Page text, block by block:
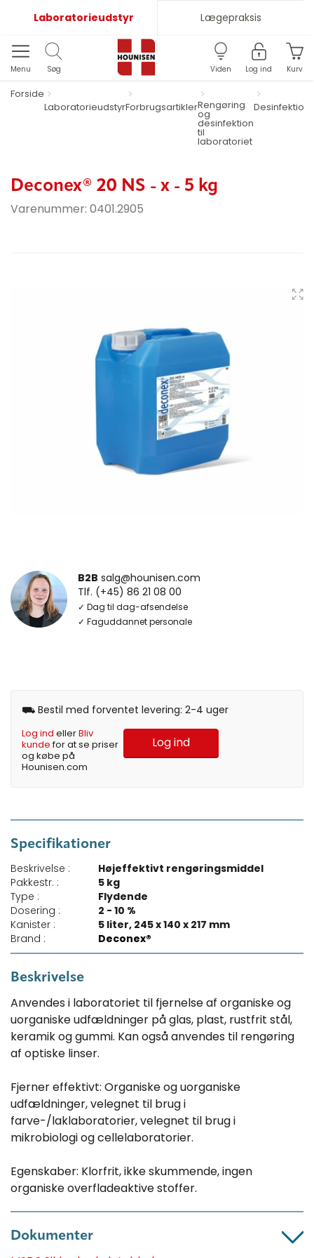
Laboratorieudstyr Lægepraksis
Menu Søg Viden Log ind Kurv
Forside
LaboratorieudstyrForbrugsartiklerRengøring
og
desinfektion
til
laboratoriet
Deconex® 20 NS - x - 5 kg
Varenummer: 0401.2905
B2B salg@hounisen.com
Tlf. (+45) 86 21 08 00
✓ Dag til dag-afsendelse
✓ Faguddannet personale
⛟ Bestil med forventet levering: 2-4 uger
Log ind ellerBliv
kundefor at se priser
og købe på
Hounisen.com
Log ind
Specifikationer
Beskrivelse :
Højeffektivt rengøringsmiddel
Pakkestr. :
5 kg
Type :
Flydende
Dosering :
2 - 10 %
Kanister :
5 liter, 245 x 140 x 217 mm
Brand :
Deconex®
Beskrivelse
Anvendes i laboratoriet til fjernelse af organiske og
uorganiske udfældninger på glas, plast, rustfrit stål,
keramik og gummi. Kan også anvendes til rengøring
af optiske linser.
Fjerner effektivt: Organiske og uorganiske
udfældninger, velegnet til brug i
farve-/laklaboratorier, velegnet til brug i
mikrobiologi og cellelaboratorier.
Egenskaber: Klorfrit, ikke skummende, ingen
organiske overfladeaktive stoffer.
Dokumenter